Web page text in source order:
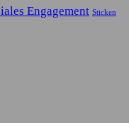
Engagement Sticken